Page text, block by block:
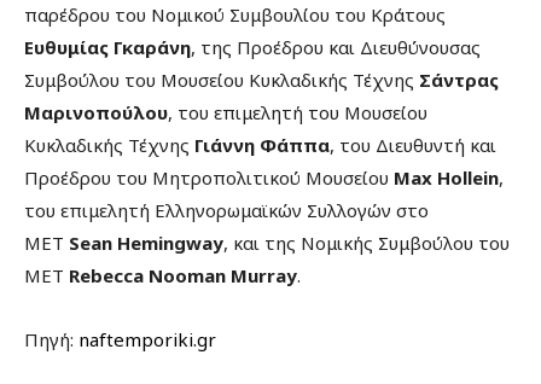
παρέδρου του Νομικού Συμβουλίου του Κράτους
Ευθυμίας Γκαράνη, της Προέδρου και Διευθύνουσας
Συμβούλου του Μουσείου Κυκλαδικής Τέχνης Σάντρας
Μαρινοπούλου, του επιμελητή του Μουσείου
Κυκλαδικής Τέχνης Γιάννη Φάππα, του Διευθυντή και
Προέδρου του Μητροπολιτικού Μουσείου Max Hollein,
του επιμελητή Ελληνορωμαϊκών Συλλογών στο
ΜΕΤ Sean Hemingway, και της Νομικής Συμβούλου του
ΜΕΤ Rebecca Nooman Murray.
Πηγή: naftemporiki.gr